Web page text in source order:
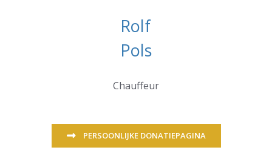
Rolf
Pols
Chauffeur
PERSOONLIJKE DONATIEPAGINA